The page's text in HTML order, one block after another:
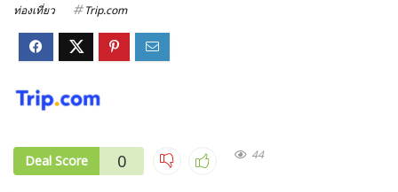
ท่องเที่ยว Trip.com
Deal Score 0 44